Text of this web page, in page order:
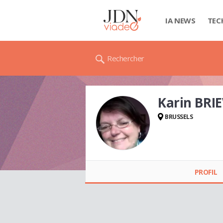
IA NEWS
Rechercher
Karin
BRUSSELS
PROFIL